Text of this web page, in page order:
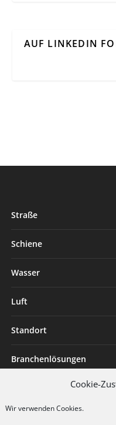
Cookie-
Wir verwenden Cookies.
AUF LINKEDIN
Straße
Schiene
Wasser
Luft
Standort
Branchenlösungen